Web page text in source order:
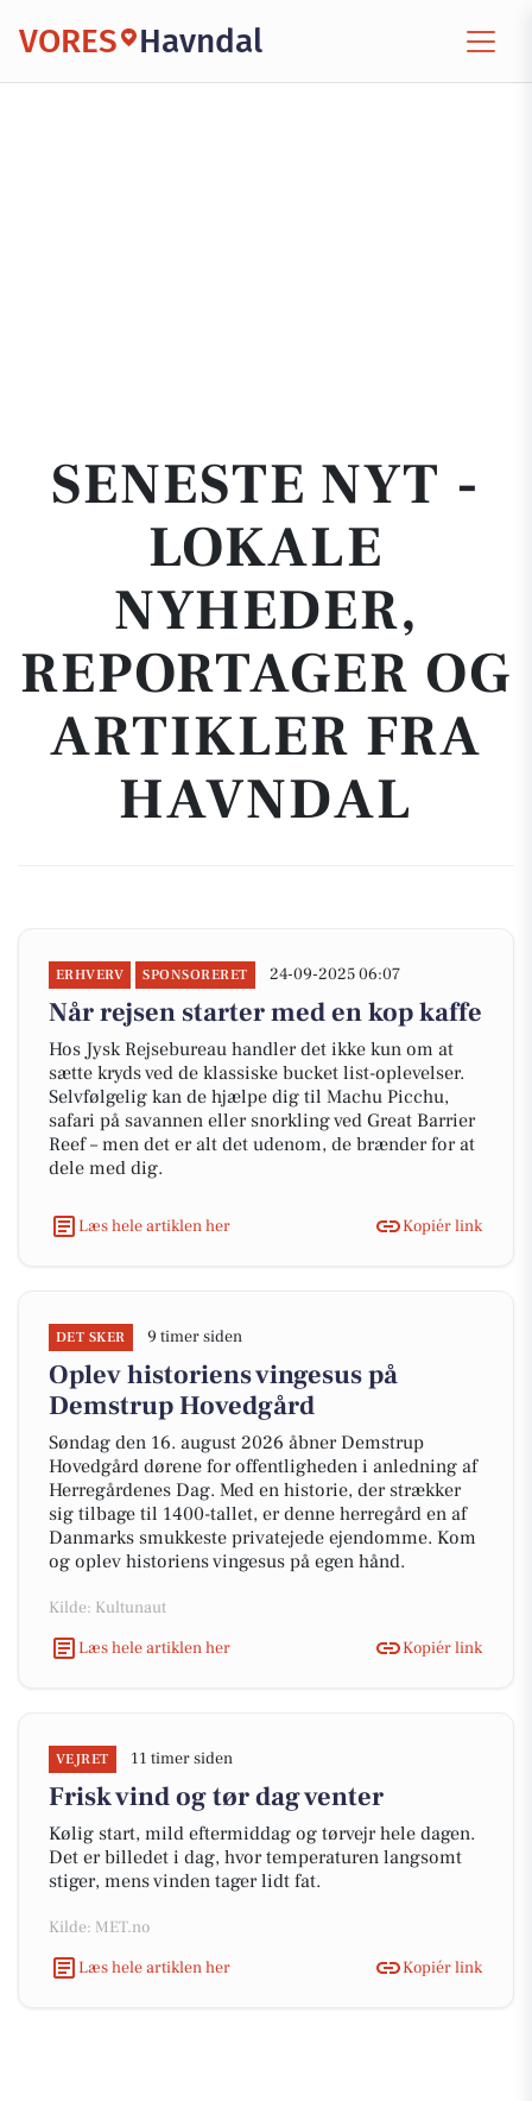
VORES Havndal
SENESTE NYT -
LOKALE
NYHEDER,
REPORTAGER OG
ARTIKLER FRA
HAVNDAL
ERHVERV SPONSORERET 24-09-2025 06:07
Når rejsen starter med en kop kaffe
Hos Jysk Rejsebureau handler det ikke kun om at
sætte kryds ved de klassiske bucket list-oplevelser.
Selvfølgelig kan de hjælpe dig til Machu Picchu,
safari på savannen eller snorkling ved Great Barrier
Reef – men det er alt det udenom, de brænder for at
dele med dig.
Læs hele artiklen her Kopiér link
DET SKER 9 timer siden
Oplev historiens vingesus på
Demstrup Hovedgård
Søndag den 16. august 2026 åbner Demstrup
Hovedgård dørene for offentligheden i anledning af
Herregårdenes Dag. Med en historie, der strækker
sig tilbage til 1400-tallet, er denne herregård en af
Danmarks smukkeste privatejede ejendomme. Kom
og oplev historiens vingesus på egen hånd.
Kilde: Kultunaut
Læs hele artiklen her
Kopiér link
VEJRET 11 timer siden
Frisk vind og tør dag venter
Kølig start, mild eftermiddag og tørvejr hele dagen.
Det er billedet i dag, hvor temperaturen langsomt
stiger, mens vinden tager lidt fat.
Kilde: MET.no
Læs hele artiklen her
Kopiér link